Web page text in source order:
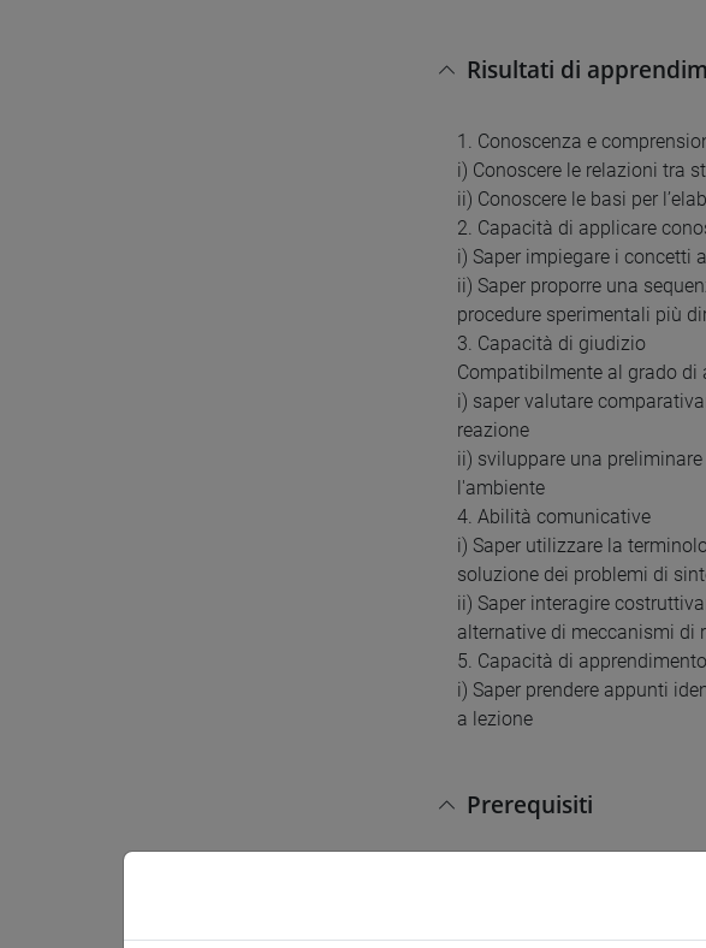
Risultati di
1. Conoscenza e
i) Conoscere le relazioni tra
ii) Conoscere le basi per
2. Capacità di applicare
i) Saper impiegare i concetti
ii) Saper proporre una
procedure sperimentali più
3. Capacità di giudizio
Compatibilmente al grado
i) saper valutare
reazione
ii) sviluppare una
l'ambiente
4. Abilità comunicative
i) Saper utilizzare la
soluzione dei problemi di
ii) Saper interagire
alternative di meccanismi di
5. Capacità di apprendimento
i) Saper prendere appunti
a lezione
Prerequisiti
Avere raggiunto gli obiettivi
familiari la struttura e le
ed i loro derivati (alogenuri,